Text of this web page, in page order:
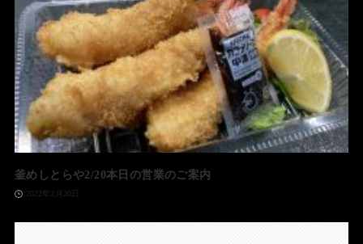
釜めしとらや2/20本日の営業のご案内
2022年2月20日